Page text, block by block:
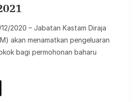
2020 – Jabatan Kastam Diraja
akan menamatkan pengeluaran
bagi permohonan baharu